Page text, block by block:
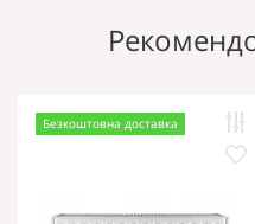
Безкоштовна доставка